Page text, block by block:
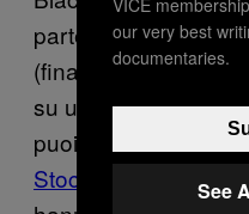
parte di loro non
(finanziariamente
su un’azienda,
puoi su
Stock Exchangee
our very best
documentaries.
See